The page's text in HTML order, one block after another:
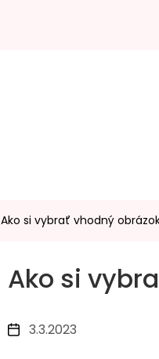
Ako si vybrať vhodný
Ako si
3.3.2023